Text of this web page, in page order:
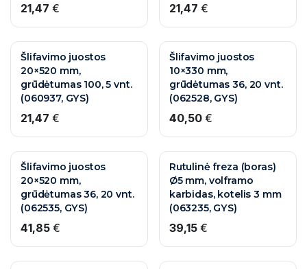
21,47 € 21,47 €
Šlifavimo juostos
20×520 mm,
grūdėtumas 100, 5 vnt.
(060937, GYS)
21,47 €
Šlifavimo juostos
10×330 mm,
grūdėtumas 36, 20 vnt.
(062528, GYS)
40,50€
Šlifavimo juostos
20×520 mm,
grūdėtumas 36, 20 vnt.
(062535, GYS)
41,85 €
Rutulinė freza (boras)
Ø5 mm, volframo
karbidas, kotelis 3 mm
(063235, GYS)
39,15€